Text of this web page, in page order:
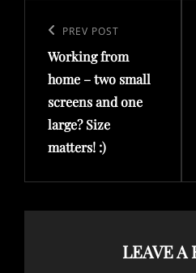
navigation
Previous
Post
PREV POST
Working from
home – two small
screens and one
large? Size
matters! :)
LEAVE A